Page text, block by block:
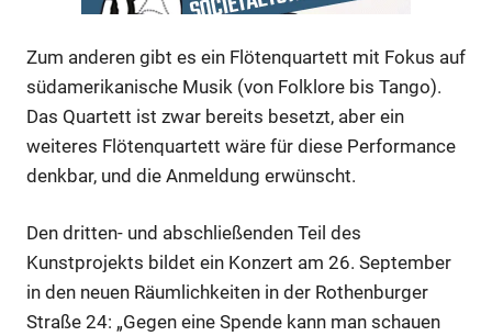
Anzeige
Zum anderen gibt es ein Flötenquartett mit Fokus auf
südamerikanische Musik (von Folklore bis Tango).
Das Quartett ist zwar bereits besetzt, aber ein
weiteres Flötenquartett wäre für diese Performance
denkbar, und die Anmeldung erwünscht.
Den dritten- und abschließenden Teil des
Kunstprojekts bildet ein Konzert am 26. September
in den neuen Räumlichkeiten in der Rothenburger
Straße 24: „Gegen eine Spende kann man schauen